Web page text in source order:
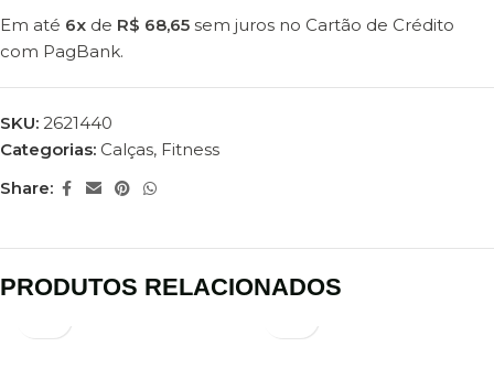
Em até 6x de R$ 68,65 sem juros no Cartão de Crédito
com PagBank.
SKU: 2621440
Categorias: Calças, Fitness
Share:
PRODUTOS RELACIONADOS